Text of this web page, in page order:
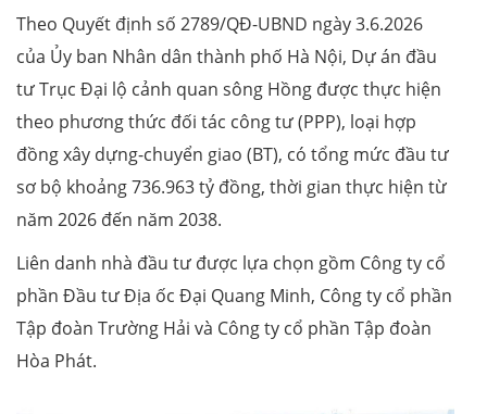
Theo Quyết định số 2789/QĐ-UBND ngày 3.6.2026
của Ủy ban Nhân dân thành phố Hà Nội, Dự án đầu
tư Trục Đại lộ cảnh quan sông Hồng được thực hiện
theo phương thức đối tác công tư (PPP), loại hợp
đồng xây dựng-chuyển giao (BT), có tổng mức đầu tư
sơ bộ khoảng 736.963 tỷ đồng, thời gian thực hiện từ
năm 2026 đến năm 2038.
Liên danh nhà đầu tư được lựa chọn gồm Công ty cổ
phần Đầu tư Địa ốc Đại Quang Minh, Công ty cổ phần
Tập đoàn Trường Hải và Công ty cổ phần Tập đoàn
Hòa Phát.